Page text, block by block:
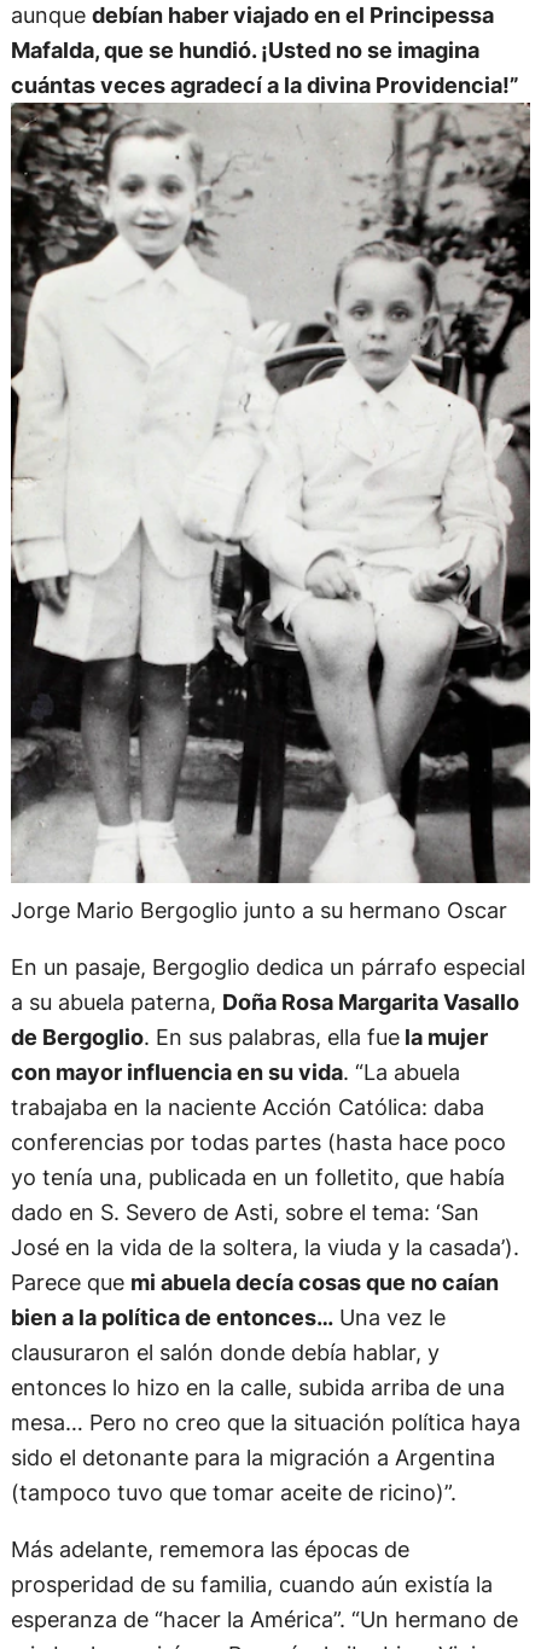
aunque debían haber viajado en el Principessa
Mafalda, que se hundió. ¡Usted no se imagina
cuántas veces agradecí a la divina Providencia!”
Jorge Mario Bergoglio junto a su hermano Oscar
En un pasaje, Bergoglio dedica un párrafo especial
a su abuela paterna, Doña Rosa Margarita Vasallo
de Bergoglio. En sus palabras, ella fuela mujer
con mayor influencia en su vida. “La abuela
trabajaba en la naciente Acción Católica: daba
conferencias por todas partes (hasta hace poco
yo tenía una, publicada en un folletito, que había
dado en S. Severo de Asti, sobre el tema: ‘San
José en la vida de la soltera, la viuda y la casada’).
Parece que mi abuela decía cosas que no caían
bien a la política de entonces…Una vez le
clausuraron el salón donde debía hablar, y
entonces lo hizo en la calle, subida arriba de una
mesa… Pero no creo que la situación política haya
sido el detonante para la migración a Argentina
(tampoco tuvo que tomar aceite de ricino)”.
Más adelante, rememora las épocas de
prosperidad de su familia, cuando aún existía la
esperanza de “hacer la América”. “Un hermano de